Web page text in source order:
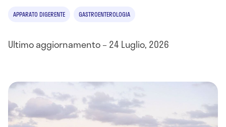
APPARATO DIGERENTE GASTROENTEROLOGIA
Ultimo aggiornamento – 24 Luglio, 2026